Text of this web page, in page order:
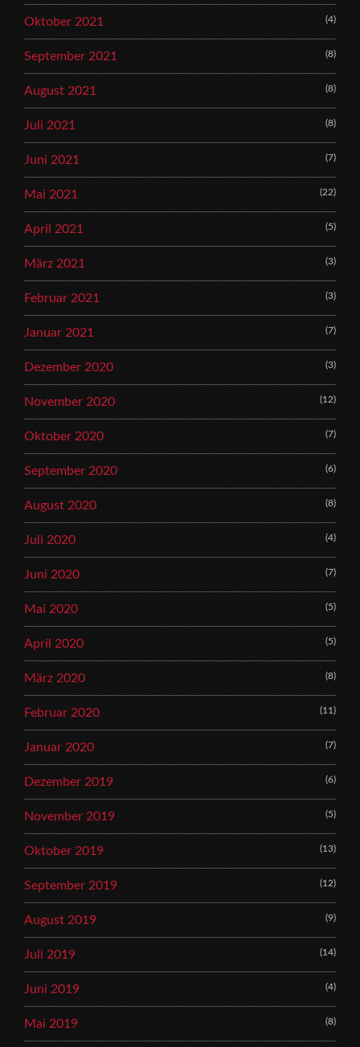
Oktober 2021 (4)
September 2021 (8)
August 2021 (8)
Juli 2021 (8)
Juni 2021 (7)
Mai 2021 (22)
April 2021 (5)
März 2021 (3)
Februar 2021 (3)
Januar 2021 (7)
Dezember 2020 (3)
November 2020 (12)
Oktober 2020 (7)
September 2020 (6)
August 2020 (8)
Juli 2020 (4)
Juni 2020 (7)
Mai 2020 (5)
April 2020 (5)
März 2020 (8)
Februar 2020 (11)
Januar 2020 (7)
Dezember 2019 (6)
November 2019 (5)
Oktober 2019 (13)
September 2019 (12)
August 2019 (9)
Juli 2019 (14)
Juni 2019 (4)
Mai 2019 (8)